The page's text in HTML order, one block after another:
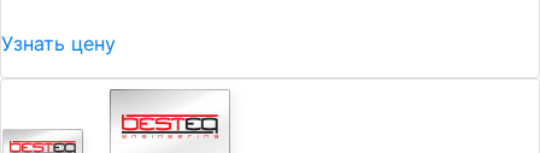
Узнать цену